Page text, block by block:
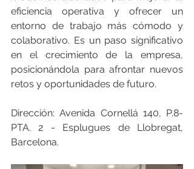
eficiencia operativa y ofrecer un
entorno de trabajo más cómodo y
colaborativo. Es un paso significativo
en el crecimiento de la empresa,
posicionándola para afrontar nuevos
retos y oportunidades de futuro.
Dirección: Avenida Cornellá 140, P.8-
PTA. 2 - Esplugues de Llobregat,
Barcelona.